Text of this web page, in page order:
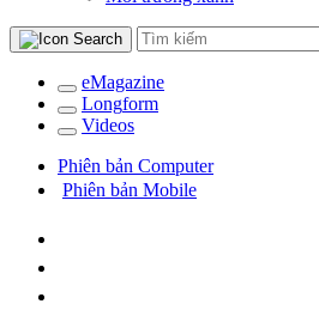
eMagazine
Longform
Videos
Phiên bản Computer
Phiên bản Mobile